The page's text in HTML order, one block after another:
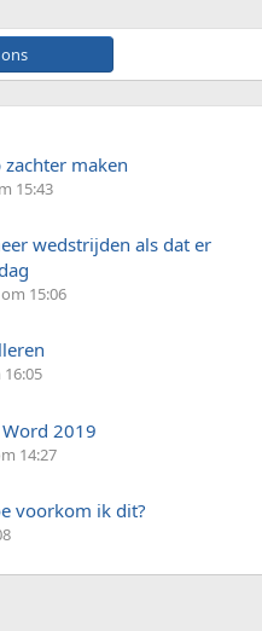
ons
maken
15:43
wedstrijden als dat er
15:06
2019
14:27
voorkom ik dit?